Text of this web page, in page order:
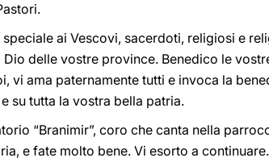
ai Vescovi, sacerdoti, religiosi e
delle vostre province. Benedico le
vi ama paternamente tutti e invoca la
su tutta la vostra bella patria.
“Branimir”, coro che canta nella
e fate molto bene. Vi esorto a